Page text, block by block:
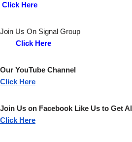
Click Here
Join Us On
Click Here
Our
Click Here
Join Us on Facebook Like Us
Click Here